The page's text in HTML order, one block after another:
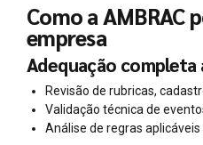
Como a AMBRAC
empresa
Adequação completa
Revisão de rubricas,
Validação técnica de
Análise de regras aplicáveis